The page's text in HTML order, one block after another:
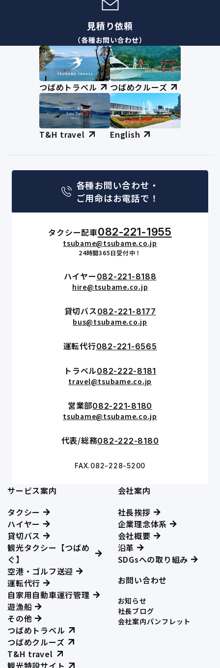
見積り依頼
（各種お問い合わせ）
つばめトラベル つばめクルーズ
T&H travel English
各種お問い合わせ・
ご用命はお電話で！
タクシー配車082-221-1955
tsubame@tsubame.co.jp
24時間365日受付中！
ハイヤー 082-221-8188
hire@tsubame.co.jp
貸切バス082-221-8177
bus@tsubame.co.jp
運転代行082-221-6565
トラベル082-222-8181
travel@tsubame.co.jp
営業部082-221-8180
tsubame@tsubame.co.jp
代表/総務082-222-8180
FAX.082-228-5200
サービス案内
タクシー
ハイヤー
貸切バス
観光タクシー【つばめ
ぐ】
空港・ゴルフ送迎
運転代行
自家用自動車運行管理
遊漁船
その他
つばめトラベル
つばめクルーズ
T&H travel
観光特設サイト
会社案内
社長挨拶
企業理念体系
会社概要
沿革
SDGsへの取り組み
お問い合わせ
お知らせ
社長ブログ
会社案内パンフレット